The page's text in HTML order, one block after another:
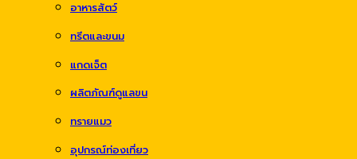
อาหารสัตว์
ทรีตและขนม
แกดเจ็ต
ผลิตภัณฑ์ดูแลขน
ทรายแมว
อุปกรณ์ท่องเที่ยว